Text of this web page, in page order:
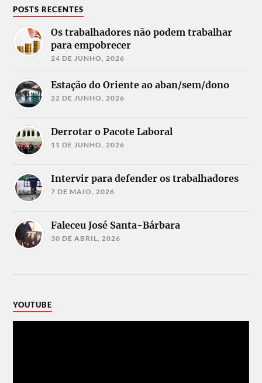
POSTS RECENTES
Os trabalhadores não podem trabalhar
para empobrecer
24 DE JUNHO, 2026
Estação do Oriente ao aban/sem/dono
22 DE JUNHO, 2026
Derrotar o Pacote Laboral
11 DE JUNHO, 2026
Intervir para defender os trabalhadores
7 DE MAIO, 2026
Faleceu José Santa-Bárbara
30 DE ABRIL, 2026
YOUTUBE